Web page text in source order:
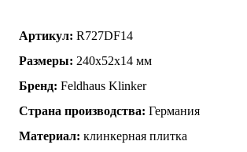
Артикул: R727DF14
Размеры: 240x52x14 мм
Бренд: Feldhaus Klinker
Страна производства: Германия
Материал: клинкерная плитка